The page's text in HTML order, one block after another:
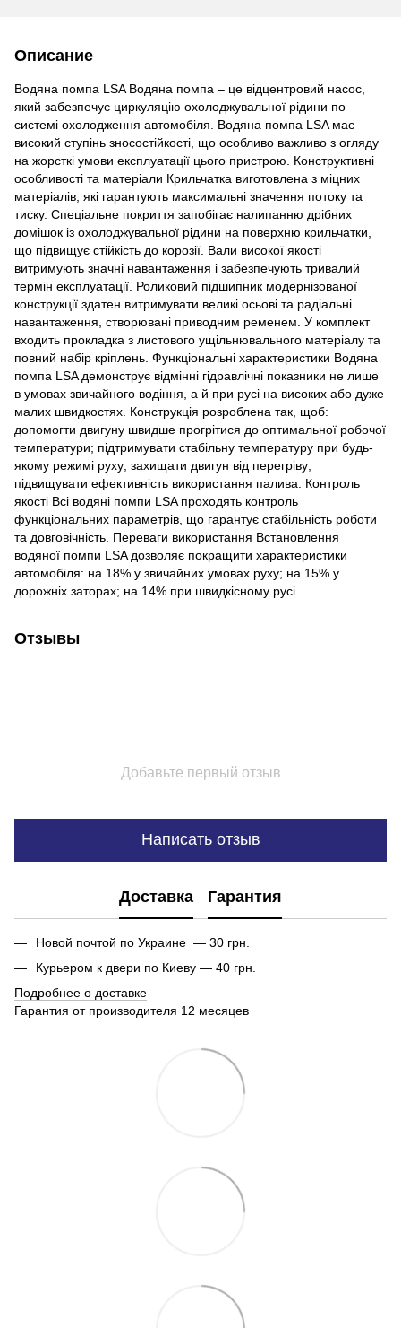
Описание
Водяна помпа LSA Водяна помпа – це відцентровий насос,
який забезпечує циркуляцію охолоджувальної рідини по
системі охолодження автомобіля. Водяна помпа LSA має
високий ступінь зносостійкості, що особливо важливо з огляду
на жорсткі умови експлуатації цього пристрою. Конструктивні
особливості та матеріали Крильчатка виготовлена з міцних
матеріалів, які гарантують максимальні значення потоку та
тиску. Спеціальне покриття запобігає налипанню дрібних
домішок із охолоджувальної рідини на поверхню крильчатки,
що підвищує стійкість до корозії. Вали високої якості
витримують значні навантаження і забезпечують тривалий
термін експлуатації. Роликовий підшипник модернізованої
конструкції здатен витримувати великі осьові та радіальні
навантаження, створювані приводним ременем. У комплект
входить прокладка з листового ущільнювального матеріалу та
повний набір кріплень. Функціональні характеристики Водяна
помпа LSA демонструє відмінні гідравлічні показники не лише
в умовах звичайного водіння, а й при русі на високих або дуже
малих швидкостях. Конструкція розроблена так, щоб:
допомогти двигуну швидше прогрітися до оптимальної робочої
температури; підтримувати стабільну температуру при будь-
якому режимі руху; захищати двигун від перегріву;
підвищувати ефективність використання палива. Контроль
якості Всі водяні помпи LSA проходять контроль
функціональних параметрів, що гарантує стабільність роботи
та довговічність. Переваги використання Встановлення
водяної помпи LSA дозволяє покращити характеристики
автомобіля: на 18% у звичайних умовах руху; на 15% у
дорожніх заторах; на 14% при швидкісному русі.
Отзывы
Добавьте первый отзыв
Написать отзыв
Доставка Гарантия
Новой почтой по Украине — 30 грн.
Курьером к двери по Киеву — 40 грн.
Подробнее о доставке
Гарантия от производителя 12 месяцев